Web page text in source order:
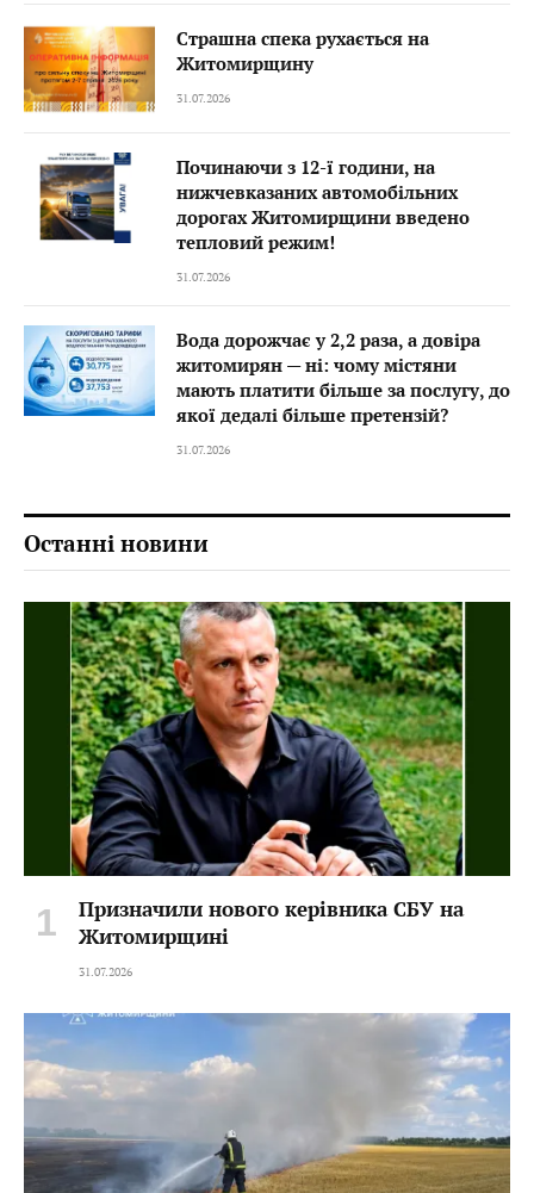
Страшна спека рухається на
Житомирщину
31.07.2026
Починаючи з 12-ї години, на
нижчевказаних автомобільних
дорогах Житомирщини введено
тепловий режим!
31.07.2026
Вода дорожчає у 2,2 раза, а довіра
житомирян — ні: чому містяни
мають платити більше за послугу, до
якої дедалі більше претензій?
31.07.2026
Останні новини
Призначили нового керівника СБУ на
Житомирщині
31.07.2026